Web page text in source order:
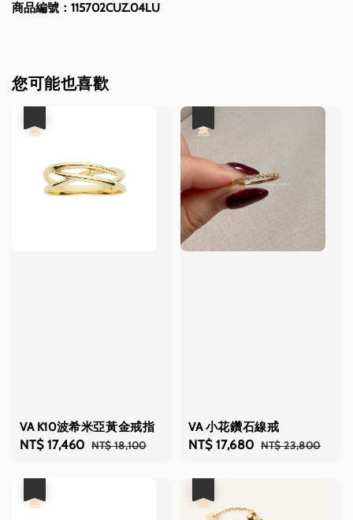
商品編號：115702CUZ.04LU
您可能也喜歡
VA K10波希米亞黃金戒指
Sale
NT$ 17,460 Regular
NT$ 18,100
VA 小花鑽石線戒
Sale
NT$ 17,680 Regular
NT$ 23,800